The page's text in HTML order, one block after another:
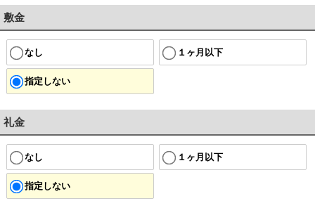
敷金
なし １ヶ月以下
指定しない
礼金
なし １ヶ月以下
指定しない